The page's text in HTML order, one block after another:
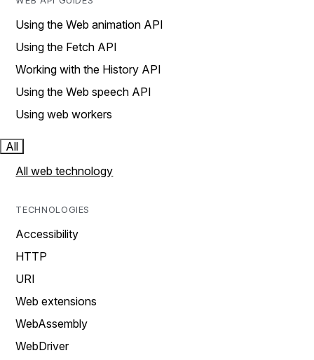
Using the Web animation API
Using the Fetch API
Working with the History API
Using the Web speech API
Using web workers
All
All web technology
TECHNOLOGIES
Accessibility
HTTP
URI
Web extensions
WebAssembly
WebDriver